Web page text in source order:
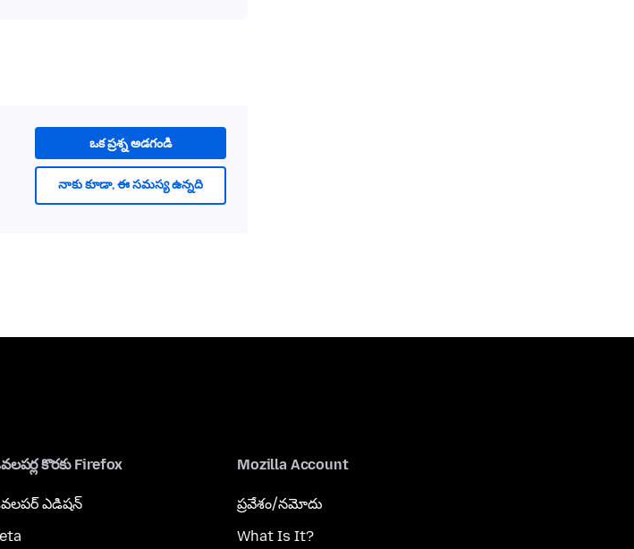
ఒక ప్రశ్న అడగండి
నాకు కూడా, ఈ సమస్య ఉన్నది
కొరకు Firefox
ఎడిషన్
Mozilla Account
ప్రవేశం/నమోదు
What Is It?